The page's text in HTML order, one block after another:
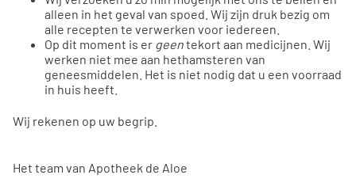
alleen in het geval van spoed. Wij zijn druk bezig om
alle recepten te verwerken voor iedereen.
Op dit moment is er geentekort aan medicijnen. Wij
werken niet mee aan hethamsteren van
geneesmiddelen. Het is niet nodig dat u een voorraad
in huis heeft.
Wij rekenen op uw begrip.
Het team van Apotheek de Aloe